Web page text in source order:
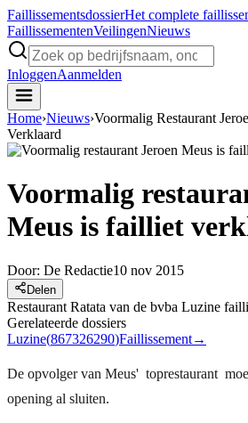
FaillissementsdossierHet complete
FaillissementenVeilingenNieuws
InloggenAanmelden
Home›Nieuws›Voormalig Restaurant
Verklaard
Voormalig
Meus is failliet
Door: De Redactie10 nov 2015
Delen
Restaurant Ratata van de bvba Luzine
Gerelateerde dossiers
Luzine(867326290)Faillissement→
De opvolger van Meus' toprestaurant
opening al sluiten.